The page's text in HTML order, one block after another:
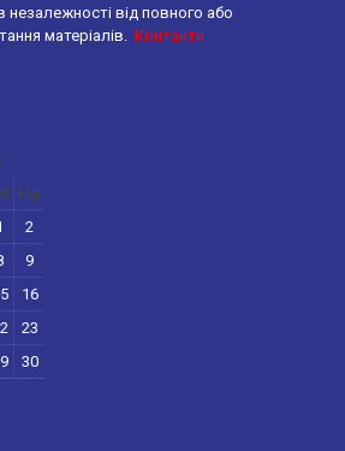
незалежності від повного або
матеріалів. Контакти
Нд
2
9
16
23
30